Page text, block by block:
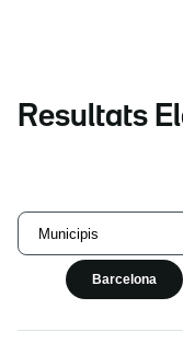
Resultats
Municipis
Barcelona